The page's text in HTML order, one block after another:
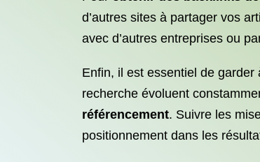
d’autres sites à partager vos
avec d’autres entreprises ou
Enfin, il est essentiel de
recherche évoluent
référencement. Suivre les
positionnement dans les